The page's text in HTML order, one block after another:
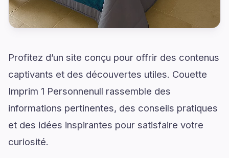
Profitez d’un site conçu pour offrir des contenus
captivants et des découvertes utiles. Couette
Imprim 1 Personnenull rassemble des
informations pertinentes, des conseils pratiques
et des idées inspirantes pour satisfaire votre
curiosité.